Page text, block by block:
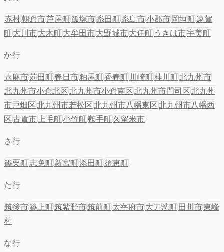
赤村朝倉市芦屋町飯塚市 糸田町 糸島市小郡市岡垣町遠賀
町大川市大木町大牟田市大野城市大任町 うきは市宇美町
か行
嘉麻市苅田町春日市粕屋町香春町 川崎町桂川町北九州市
北九州市小倉北区北九州市小倉南区北九州市門司区北九州
市戸畑区北九州市若松区北九州市八幡東区北九州市八幡西
区古賀市上毛町小竹町鞍手町久留米市
さ行
篠栗町志免町新宮町添田町須恵町
た行
筑後市築上町筑紫野市筑前町太宰府市大刀洗町田川市東峰
村
な行